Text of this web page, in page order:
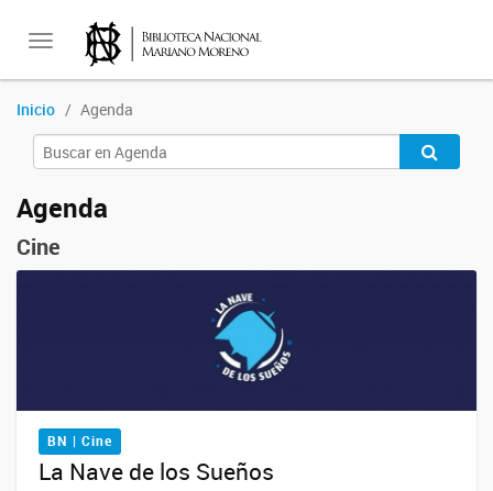
Toggle
navigation
Inicio Agenda
Agenda
Cine
BN | Cine
La Nave de los Sueños